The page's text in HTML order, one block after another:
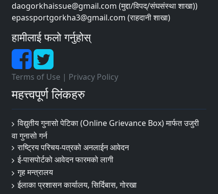
daogorkhaissue@gmail.com (मुद्दा/विपद्/संघसंस्था शाखा))
epassportgorkha3@gmail.com (राहदानी शाखा)
हामीलाई फलो गर्नुहोस्
Terms of Use | Privacy Policy
महत्त्वपूर्ण लिंकहरु
विद्युतीय गुनासो पेटिका (Online Grievance Box) मार्फत उजुरी
वा गुनासो गर्न
राष्‍ट्रिय परिचय-पत्रको अनलाईन आवेदन
ई-पासपोर्टको आवेदन फारमको लागी
गृह मन्त्रालय
ईलाका प्रशासन कार्यालय, सिर्दिबास, गोरखा